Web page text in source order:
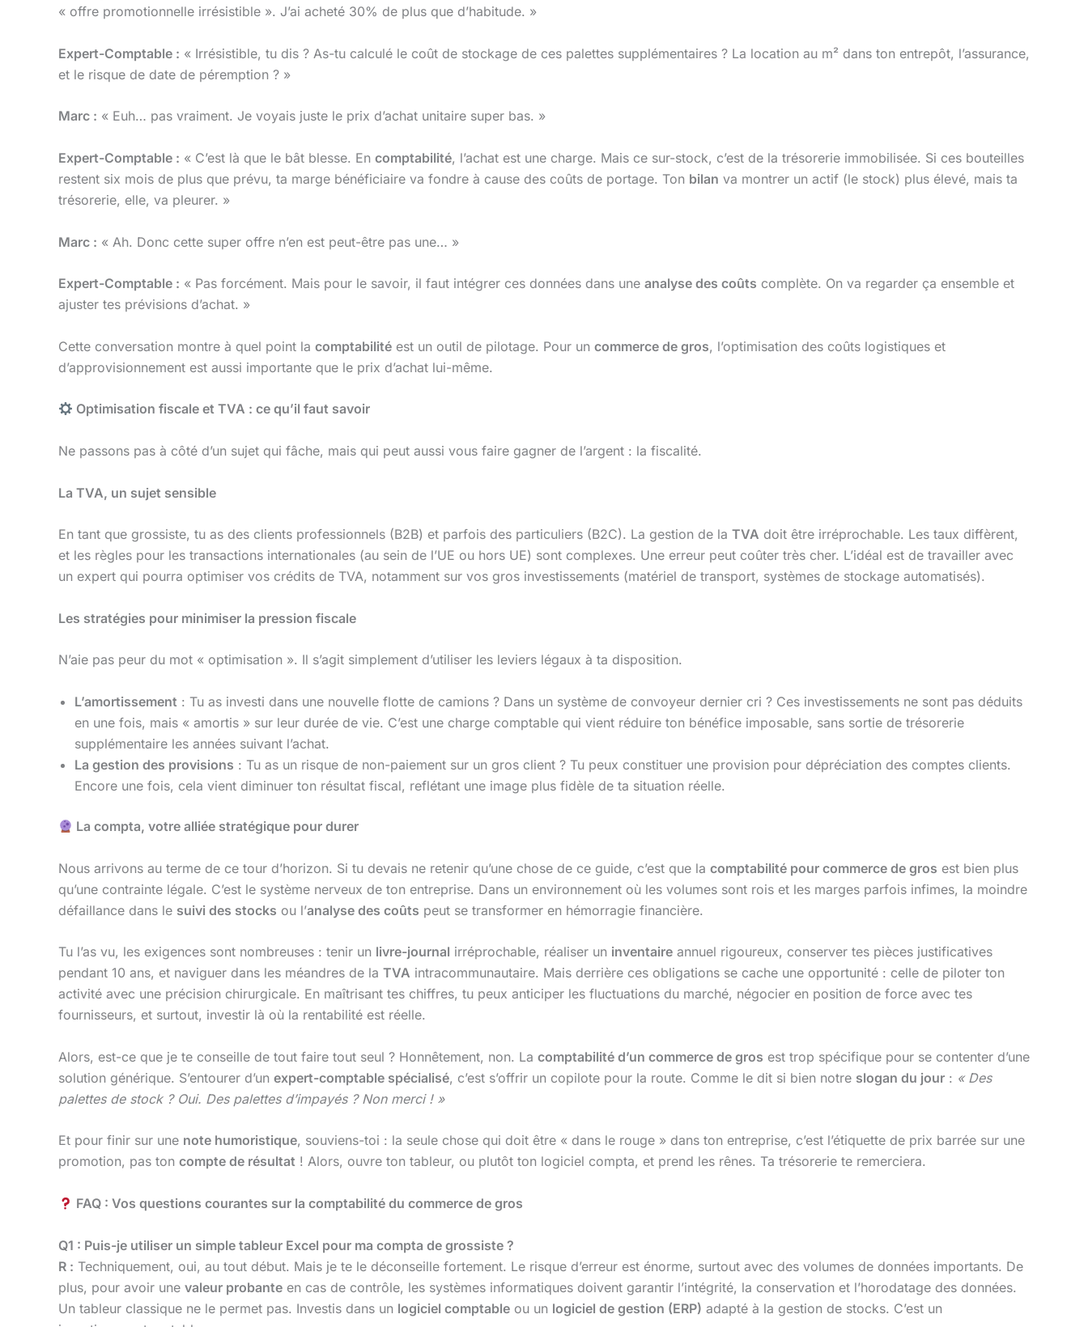
« offre promotionnelle irrésistible ». J’ai acheté 30% de plus que d’habitude. »
Expert-Comptable : « Irrésistible, tu dis ? As-tu calculé le coût de stockage de ces palettes supplémentaires ? La location au m² dans ton entrepôt, l’assurance,
et le risque de date de péremption ? »
Marc : « Euh… pas vraiment. Je voyais juste le prix d’achat unitaire super bas. »
Expert-Comptable : « C’est là que le bât blesse. En comptabilité, l’achat est une charge. Mais ce sur-stock, c’est de la trésorerie immobilisée. Si ces bouteilles
restent six mois de plus que prévu, ta marge bénéficiaire va fondre à cause des coûts de portage. Ton bilan va montrer un actif (le stock) plus élevé, mais ta
trésorerie, elle, va pleurer. »
Marc : « Ah. Donc cette super offre n’en est peut-être pas une… »
Expert-Comptable : « Pas forcément. Mais pour le savoir, il faut intégrer ces données dans une analyse des coûts complète. On va regarder ça ensemble et
ajuster tes prévisions d’achat. »
Cette conversation montre à quel point la comptabilité est un outil de pilotage. Pour un commerce de gros, l’optimisation des coûts logistiques et
d’approvisionnement est aussi importante que le prix d’achat lui-même.
Optimisation fiscale et TVA : ce qu’il faut savoir
Ne passons pas à côté d’un sujet qui fâche, mais qui peut aussi vous faire gagner de l’argent : la fiscalité.
La TVA, un sujet sensible
En tant que grossiste, tu as des clients professionnels (B2B) et parfois des particuliers (B2C). La gestion de la TVA doit être irréprochable. Les taux diffèrent,
et les règles pour les transactions internationales (au sein de l’UE ou hors UE) sont complexes. Une erreur peut coûter très cher. L’idéal est de travailler avec
un expert qui pourra optimiser vos crédits de TVA, notamment sur vos gros investissements (matériel de transport, systèmes de stockage automatisés).
Les stratégies pour minimiser la pression fiscale
N’aie pas peur du mot « optimisation ». Il s’agit simplement d’utiliser les leviers légaux à ta disposition.
L’amortissement : Tu as investi dans une nouvelle flotte de camions ? Dans un système de convoyeur dernier cri ? Ces investissements ne sont pas déduits
en une fois, mais « amortis » sur leur durée de vie. C’est une charge comptable qui vient réduire ton bénéfice imposable, sans sortie de trésorerie
supplémentaire les années suivant l’achat.
La gestion des provisions : Tu as un risque de non-paiement sur un gros client ? Tu peux constituer une provision pour dépréciation des comptes clients.
Encore une fois, cela vient diminuer ton résultat fiscal, reflétant une image plus fidèle de ta situation réelle.
La compta, votre alliée stratégique pour durer
Nous arrivons au terme de ce tour d’horizon. Si tu devais ne retenir qu’une chose de ce guide, c’est que la comptabilité pour commerce de gros est bien plus
qu’une contrainte légale. C’est le système nerveux de ton entreprise. Dans un environnement où les volumes sont rois et les marges parfois infimes, la moindre
défaillance dans le suivi des stocks ou l’analyse des coûts peut se transformer en hémorragie financière.
Tu l’as vu, les exigences sont nombreuses : tenir un livre-journal irréprochable, réaliser un inventaire annuel rigoureux, conserver tes pièces justificatives
pendant 10 ans, et naviguer dans les méandres de la TVA intracommunautaire. Mais derrière ces obligations se cache une opportunité : celle de piloter ton
activité avec une précision chirurgicale. En maîtrisant tes chiffres, tu peux anticiper les fluctuations du marché, négocier en position de force avec tes
fournisseurs, et surtout, investir là où la rentabilité est réelle.
Alors, est-ce que je te conseille de tout faire tout seul ? Honnêtement, non. La comptabilité d’un commerce de gros est trop spécifique pour se contenter d’une
solution générique. S’entourer d’un expert-comptable spécialisé, c’est s’offrir un copilote pour la route. Comme le dit si bien notre slogan du jour : « Des
palettes de stock ? Oui. Des palettes d’impayés ? Non merci ! »
Et pour finir sur une note humoristique, souviens-toi : la seule chose qui doit être « dans le rouge » dans ton entreprise, c’est l’étiquette de prix barrée sur une
promotion, pas ton compte de résultat ! Alors, ouvre ton tableur, ou plutôt ton logiciel compta, et prend les rênes. Ta trésorerie te remerciera.
FAQ : Vos questions courantes sur la comptabilité du commerce de gros
Q1 : Puis-je utiliser un simple tableur Excel pour ma compta de grossiste ?
R : Techniquement, oui, au tout début. Mais je te le déconseille fortement. Le risque d’erreur est énorme, surtout avec des volumes de données importants. De
plus, pour avoir une valeur probante en cas de contrôle, les systèmes informatiques doivent garantir l’intégrité, la conservation et l’horodatage des données.
Un tableur classique ne le permet pas. Investis dans un logiciel comptable ou un logiciel de gestion (ERP) adapté à la gestion de stocks. C’est un